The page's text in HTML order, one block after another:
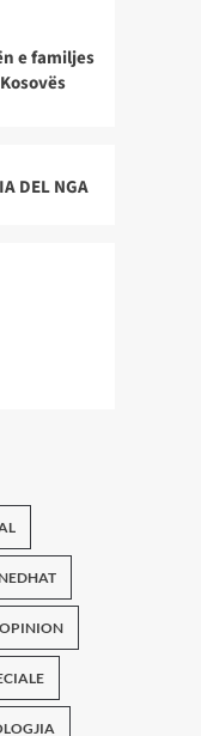
e familjes
DEL NGA
OPINION